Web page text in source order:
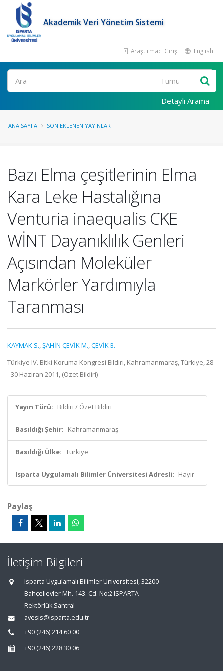
Akademik Veri Yönetim Sistemi
Araştırmacı Girişi English
Ara
Detaylı Arama
ANA SAYFA SON EKLENEN YAYINLAR
Bazı Elma çeşitlerinin Elma
Kara Leke Hastalığına
Venturia inaequalis CKE
WİNT Dayanıklılık Genleri
Açısından Moleküler
Markörler Yardımıyla
Taranması
KAYMAK S.,ŞAHİN ÇEVİK M.,ÇEVİK B.
Türkiye IV. Bitki Koruma Kongresi Bildiri, Kahramanmaraş, Türkiye, 28
- 30 Haziran 2011, (Özet Bildiri)
Yayın Türü: Bildiri / Özet Bildiri
Basıldığı Şehir: Kahramanmaraş
Basıldığı Ülke: Türkiye
Isparta Uygulamalı Bilimler Üniversitesi Adresli: Hayır
Paylaş
İletişim Bilgileri
Isparta Uygulamalı Bilimler Üniversitesi, 32200
Bahçelievler Mh. 143. Cd. No:2 ISPARTA
Rektörlük Santral
avesis@isparta.edu.tr
+90 (246) 214 60 00
+90 (246) 228 30 06